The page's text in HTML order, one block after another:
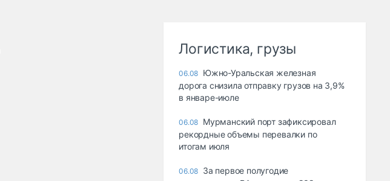
Логистика, грузы
06.08 Южно-Уральская железная
дорога снизила отправку грузов на 3,9%
в январе-июле
06.08 Мурманский порт зафиксировал
рекордные объемы перевалки по
итогам июля
06.08 За первое полугодие